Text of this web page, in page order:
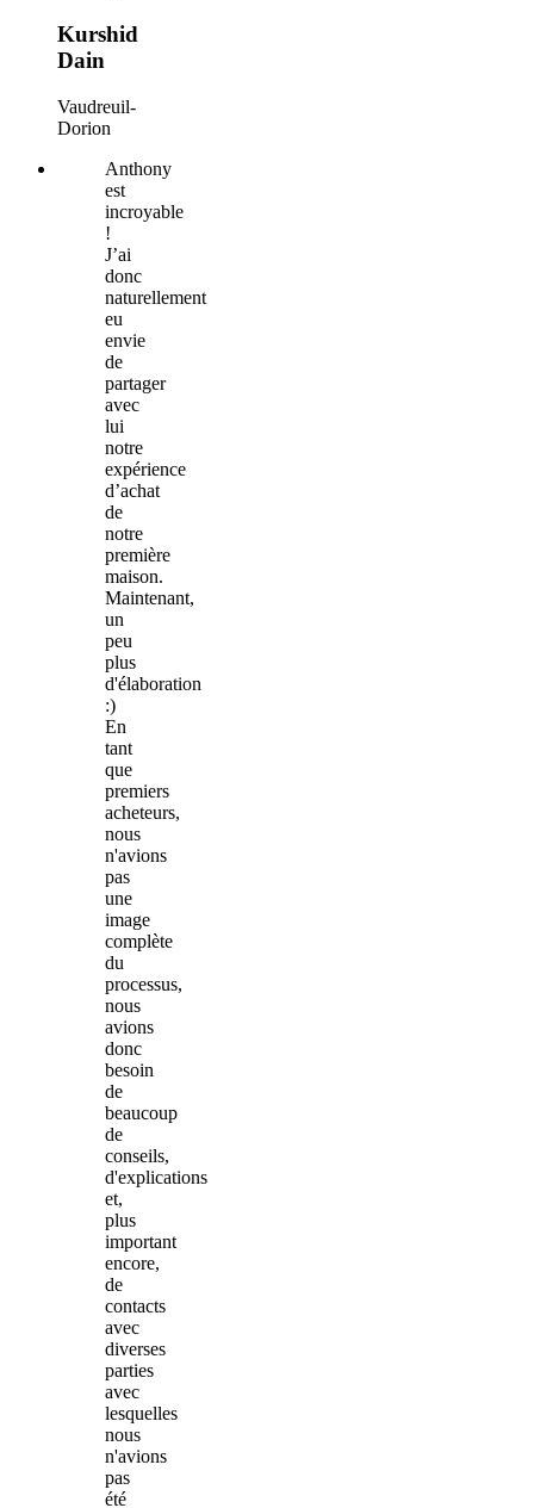
Kurshid
Dain
Vaudreuil-
Dorion
Anthony
est
incroyable
!
J’ai
donc
naturellement
eu
envie
de
partager
avec
lui
notre
expérience
d’achat
de
notre
première
maison.
Maintenant,
un
peu
plus
d'élaboration
:)
En
tant
que
premiers
acheteurs,
nous
n'avions
pas
une
image
complète
du
processus,
nous
avions
donc
besoin
de
beaucoup
de
conseils,
d'explications
et,
plus
important
encore,
de
contacts
avec
diverses
parties
avec
lesquelles
nous
n'avions
pas
été